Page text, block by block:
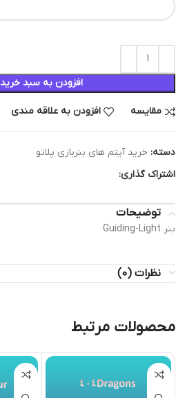
افزودن به سبد خرید
مقایسه افزودن به علاقه مندی
دسته: خرید آیتم های بنربازی پلاتو
اشتراک گذاری:
توضیحات
بنر Guiding-Light
نظرات (0)
محصولات مرتبط